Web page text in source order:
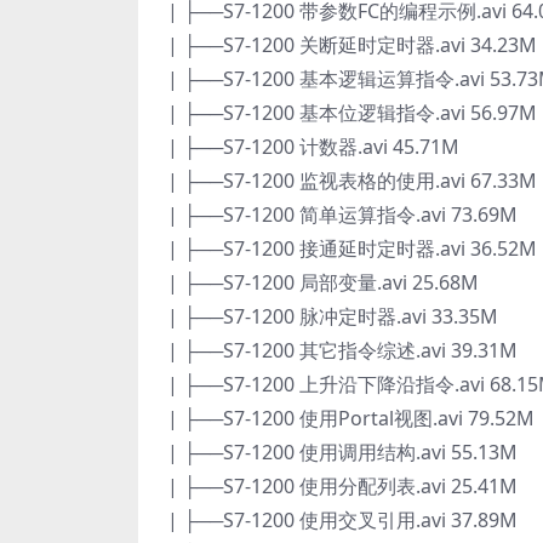
| ├──S7-1200 带参数FC的编程示例.avi
| ├──S7-1200 关断延时定时器.avi 34.23M
| ├──S7-1200 基本逻辑运算指令.avi
| ├──S7-1200 基本位逻辑指令.avi 56.97M
| ├──S7-1200 计数器.avi 45.71M
| ├──S7-1200 监视表格的使用.avi 67.33M
| ├──S7-1200 简单运算指令.avi 73.69M
| ├──S7-1200 接通延时定时器.avi 36.52M
| ├──S7-1200 局部变量.avi 25.68M
| ├──S7-1200 脉冲定时器.avi 33.35M
| ├──S7-1200 其它指令综述.avi 39.31M
| ├──S7-1200 上升沿下降沿指令.avi
| ├──S7-1200 使用Portal视图.avi 79.52M
| ├──S7-1200 使用调用结构.avi 55.13M
| ├──S7-1200 使用分配列表.avi 25.41M
| ├──S7-1200 使用交叉引用.avi 37.89M